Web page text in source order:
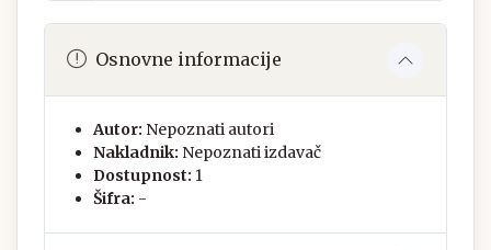
Osnovne informacije
Autor: Nepoznati autori
Nakladnik: Nepoznati izdavač
Dostupnost: 1
Šifra: -